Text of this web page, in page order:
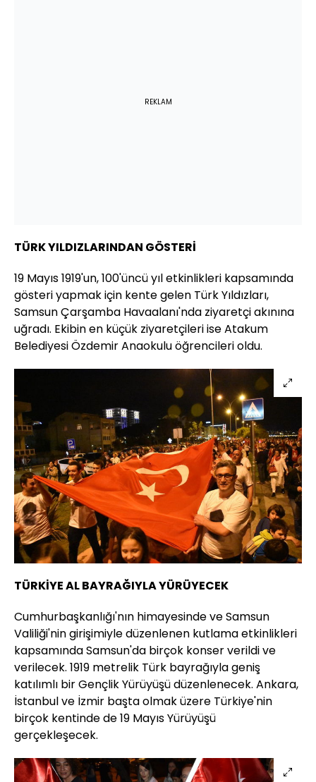
REKLAM
TÜRK YILDIZLARINDAN GÖSTERİ
19 Mayıs 1919'un, 100'üncü yıl etkinlikleri kapsamında
gösteri yapmak için kente gelen Türk Yıldızları,
Samsun Çarşamba Havaalanı'nda ziyaretçi akınına
uğradı. Ekibin en küçük ziyaretçileri ise Atakum
Belediyesi Özdemir Anaokulu öğrencileri oldu.
TÜRKİYE AL BAYRAĞIYLA YÜRÜYECEK
Cumhurbaşkanlığı'nın himayesinde ve Samsun
Valiliği'nin girişimiyle düzenlenen kutlama etkinlikleri
kapsamında Samsun'da birçok konser verildi ve
verilecek. 1919 metrelik Türk bayrağıyla geniş
katılımlı bir Gençlik Yürüyüşü düzenlenecek. Ankara,
İstanbul ve İzmir başta olmak üzere Türkiye'nin
birçok kentinde de 19 Mayıs Yürüyüşü
gerçekleşecek.